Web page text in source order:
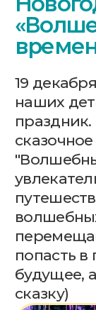
19 декабря в
наших детей
праздник. Где
сказочное
"Волшебные
путешествие,
волшебных
попасть в
будущее, а
сказку)